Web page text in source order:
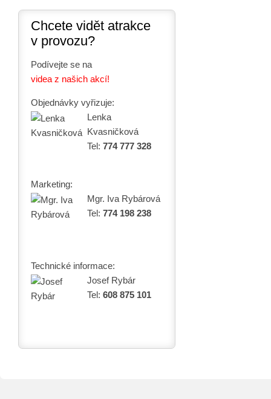
Chcete vidět atrakce
v provozu?
Podívejte se na
videa z našich akcí!
Objednávky vyřizuje:
Lenka
Kvasničková
Tel: 774 777 328
Marketing:
Mgr. Iva Rybárová
Tel: 774 198 238
Technické informace:
Josef Rybár
Tel: 608 875 101